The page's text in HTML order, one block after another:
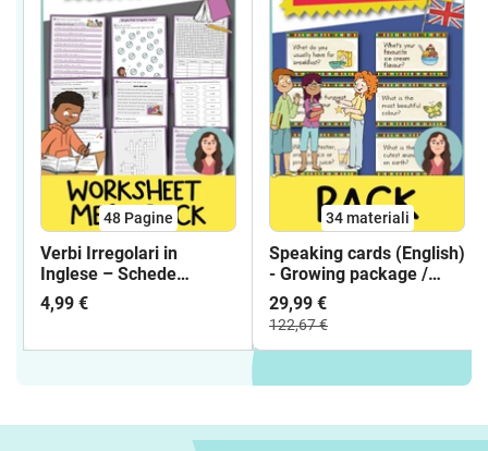
48 Pagine
Verbi Irregolari in
Inglese – Schede
Didattiche & Esercizi (15
pagine)
4,99 €
34 materiali
Speaking cards (English)
- Growing package /
Schede parlanti
(inglese) - Pacchetto
crescita
29,99 €
122,67 €